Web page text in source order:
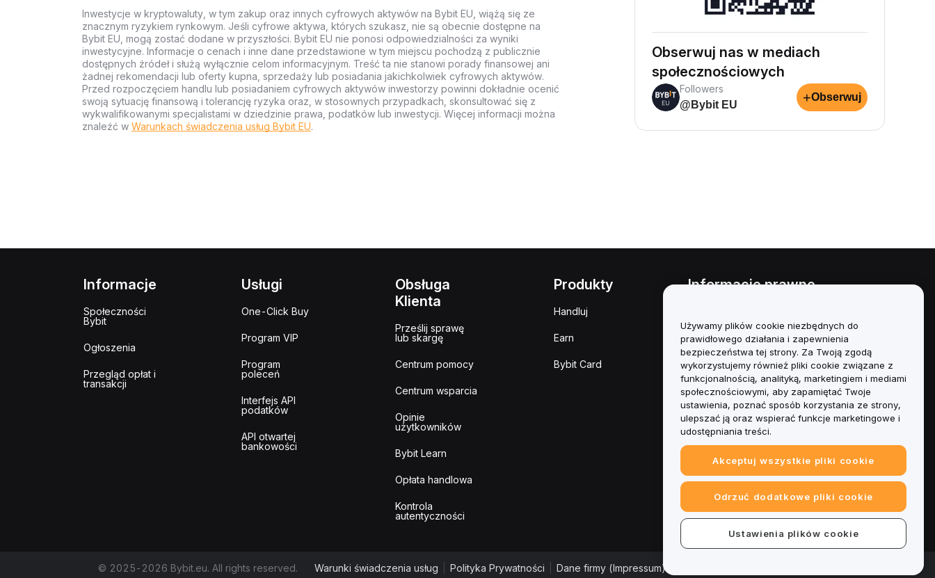
Inwestycje w kryptowaluty, w tym zakup oraz innych cyfrowych aktywów na Bybit EU, wiążą się ze
znacznym ryzykiem rynkowym. Jeśli cyfrowe aktywa, których szukasz, nie są obecnie dostępne na
Bybit EU, mogą zostać dodane w przyszłości. Bybit EU nie ponosi odpowiedzialności za wyniki
inwestycyjne. Informacje o cenach i inne dane przedstawione w tym miejscu pochodzą z publicznie
dostępnych źródeł i służą wyłącznie celom informacyjnym. Treść ta nie stanowi porady finansowej ani
żadnej rekomendacji lub oferty kupna, sprzedaży lub posiadania jakichkolwiek cyfrowych aktywów.
Przed rozpoczęciem handlu lub posiadaniem cyfrowych aktywów inwestorzy powinni dokładnie ocenić
swoją sytuację finansową i tolerancję ryzyka oraz, w stosownych przypadkach, skonsultować się z
wykwalifikowanymi specjalistami w dziedzinie prawa, podatków lub inwestycji. Więcej informacji można
znaleźć w Warunkach świadczenia usług Bybit EU.
Obserwuj nas w mediach
społecznościowych
Followers
@Bybit EU
+Obserwuj
Informacje
Społeczności
Bybit
Ogłoszenia
Przegląd opłat i
transakcji
Usługi
One-Click Buy
Program VIP
Program
poleceń
Interfejs API
podatków
API otwartej
bankowości
Obsługa
Klienta
Prześlij sprawę
lub skargę
Centrum pomocy
Centrum wsparcia
Opinie
użytkowników
Bybit Learn
Opłata handlowa
Kontrola
autentyczności
Produkty
Handluj
Earn
Bybit Card
Informacje prawne
interesów
Podsumowanie polityki
powiernictwa i zarządzania
Informacje ESG
Biuletyny informacyjne
kryptoaktywów
© 2025-2026 Bybit.eu. All rights reserved. Warunki świadczenia usług Polityka Prywatności Dane firmy (Impressum)
Używamy plików cookie niezbędnych do
prawidłowego działania i zapewnienia
bezpieczeństwa tej strony. Za Twoją zgodą
wykorzystujemy również pliki cookie związane z
funkcjonalnością, analityką, marketingiem i mediami
społecznościowymi, aby zapamiętać Twoje
ustawienia, poznać sposób korzystania ze strony,
ulepszać ją oraz wspierać funkcje marketingowe i
udostępniania treści.
Akceptuj wszystkie pliki cookie
Odrzuć dodatkowe pliki cookie
Ustawienia plików cookie